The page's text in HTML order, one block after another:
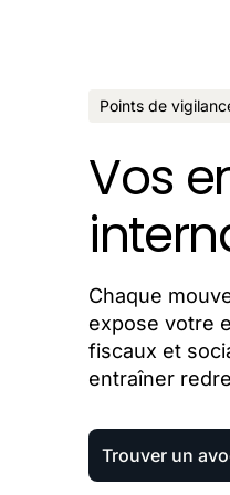
Points de
Vos
Chaque
expose votre
fiscaux et
entraîner
Trouver un